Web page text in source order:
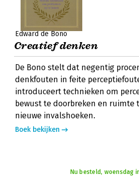
Edward de Bono
Creatief denken
De Bono stelt dat negentig
denkfouten in feite
introduceert technieken om
bewust te doorbreken en ruimte
nieuwe invalshoeken.
Boek bekijken
Nu besteld, woensdag